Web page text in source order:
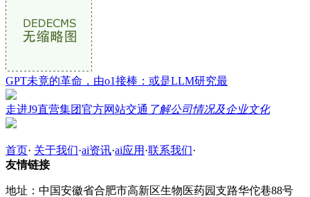
GPT未竟的革命，由o1接棒：或是LLM研究最
走进J9直营集团官方网站交通 了解公司情况及企业文化
首页· 关于我们·ai资讯·ai应用 ·联系我们·
友情链接
地址：中国安徽省合肥市高新区生物医药园支路华佗巷88号